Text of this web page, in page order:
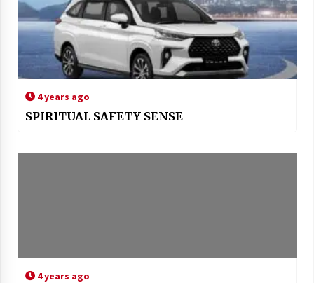
4 years ago
SPIRITUAL SAFETY SENSE
4 years ago